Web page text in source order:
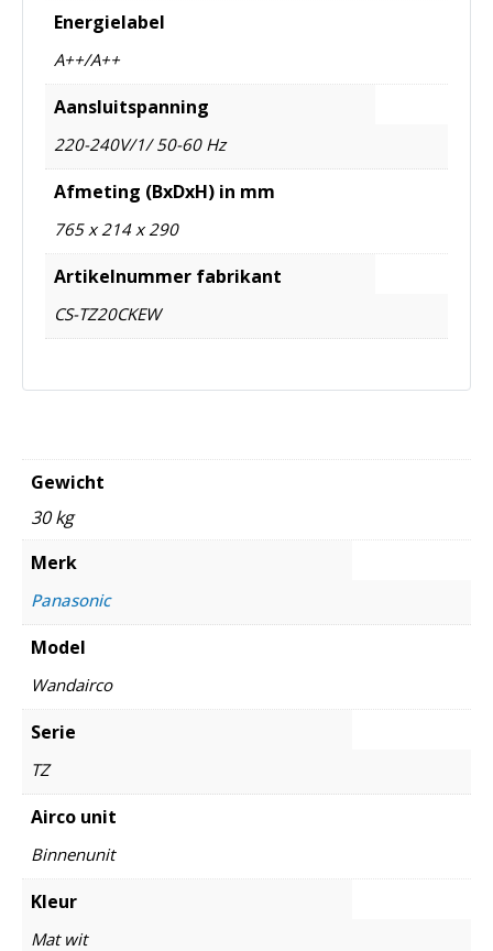
Energielabel
A++/A++
Aansluitspanning
220-240V/1/ 50-60 Hz
Afmeting (BxDxH) in mm
765 x 214 x 290
Artikelnummer fabrikant
CS-TZ20CKEW
Gewicht
30 kg
Merk
Panasonic
Model
Wandairco
Serie
TZ
Airco unit
Binnenunit
Kleur
Mat wit